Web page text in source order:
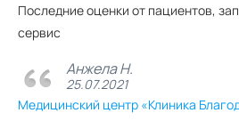
Последние оценки от пациентов,
сервис
Анжела Н.
25.07.2021
Медицинский центр «Клиника